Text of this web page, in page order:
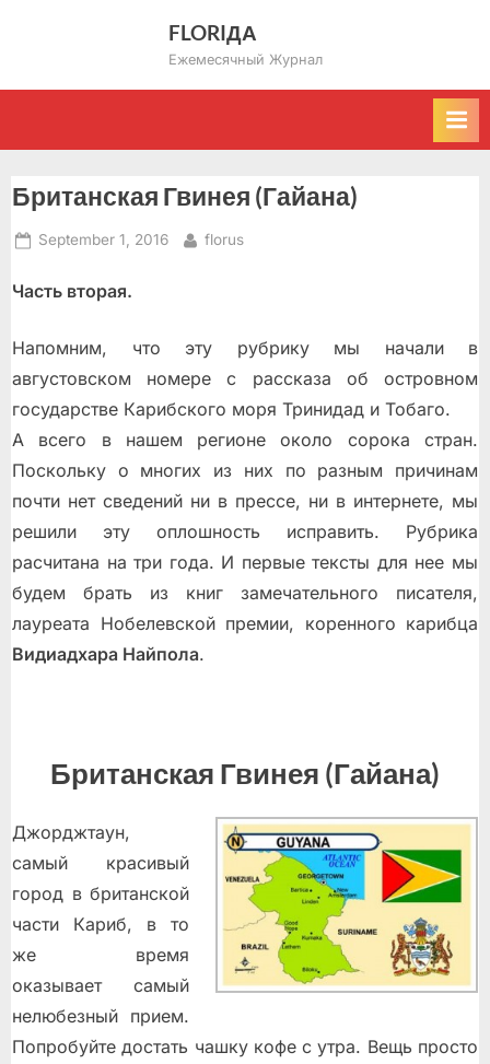
FLORIДА
Ежемесячный Журнал
Британская Гвинея (Гайана)
Posted
September 1, 2016 By
florus
Часть вторая.
Напомним, что эту рубрику мы начали в
августовском номере с рассказа об островном
государстве Карибского моря Тринидад и Тобаго.
А всего в нашем регионе около сорока стран.
Поскольку о многих из них по разным причинам
почти нет сведений ни в прессе, ни в интернете, мы
решили эту оплошность исправить. Рубрика
расчитана на три года. И первые тексты для нее мы
будем брать из книг замечательного писателя,
лауреата Нобелевской премии, коренного карибца
Видиадхара Найпола.
Британская Гвинея (Гайана)
Джорджтаун,
самый красивый
город в британской
части Кариб, в то
же время
оказывает самый
нелюбезный прием.
Попробуйте достать чашку кофе с утра. Вещь просто